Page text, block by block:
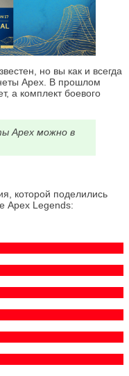
но вы как и всегда
Apex. В прошлом
а комплект боевого
Apex можно в
которой поделились
Apex Legends: